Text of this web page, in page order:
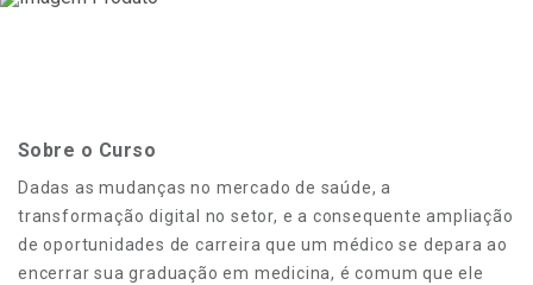
Sobre o Curso
Dadas as mudanças no mercado de saúde, a
transformação digital no setor, e a consequente ampliação
de oportunidades de carreira que um médico se depara ao
encerrar sua graduação em medicina, é comum que ele